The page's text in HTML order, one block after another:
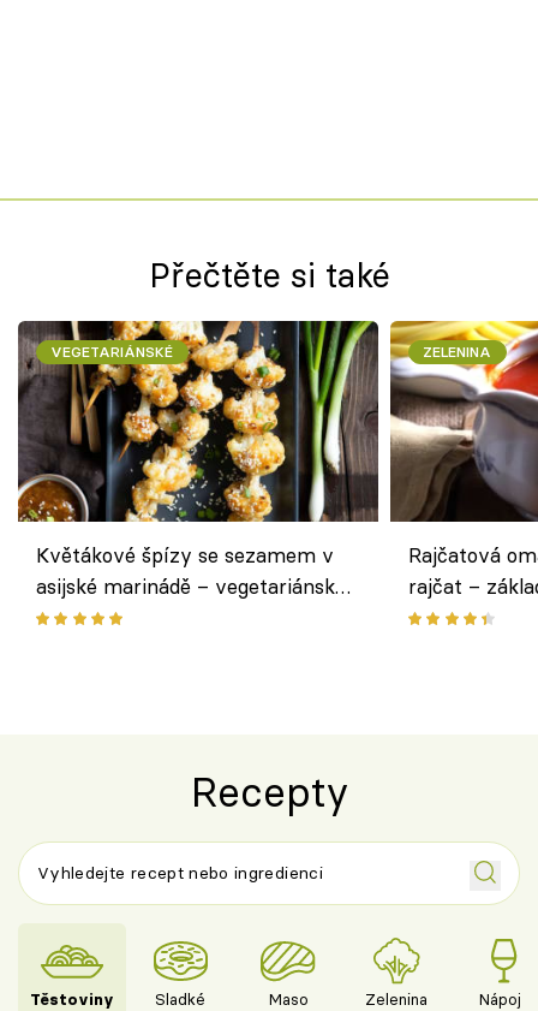
Přečtěte si také
VEGETARIÁNSKÉ
Květákové špízy se sezamem v
asijské marinádě – vegetariánská
chuťovka z grilu
ZELENINA
Rajčatová
rajčat –
Recepty
Těstoviny Sladké Maso Zelenina Nápoje